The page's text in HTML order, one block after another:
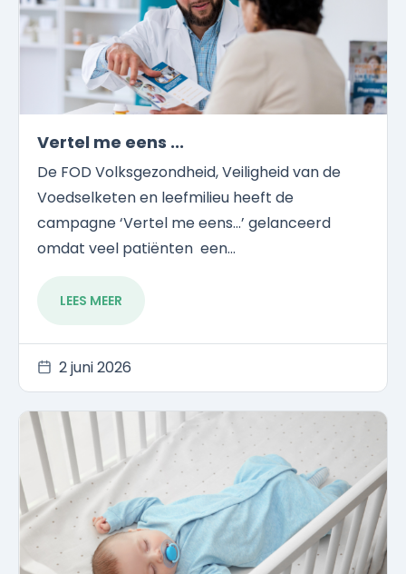
Vertel me eens ...
De FOD Volksgezondheid, Veiligheid van de
Voedselketen en leefmilieu heeft de
campagne ‘Vertel me eens...’ gelanceerd
omdat veel patiënten een...
LEES MEER
2 juni 2026